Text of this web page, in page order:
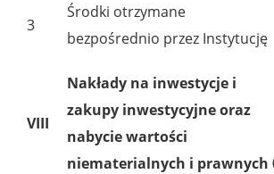
3
Środki otrzymane
bezpośrednio przez Instytucję
VIII
Nakłady na inwestycje i
zakupy inwestycyjne oraz
nabycie wartości
niematerialnych i prawnych